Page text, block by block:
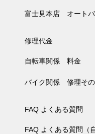
富士見本店 オート
修理代金
自転車関係 料金
バイク関係 修理そ
FAQ よくある質問
FAQ よくある質問（